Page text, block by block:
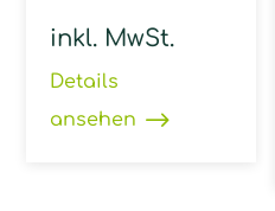
inkl. MwSt.
Details
ansehen